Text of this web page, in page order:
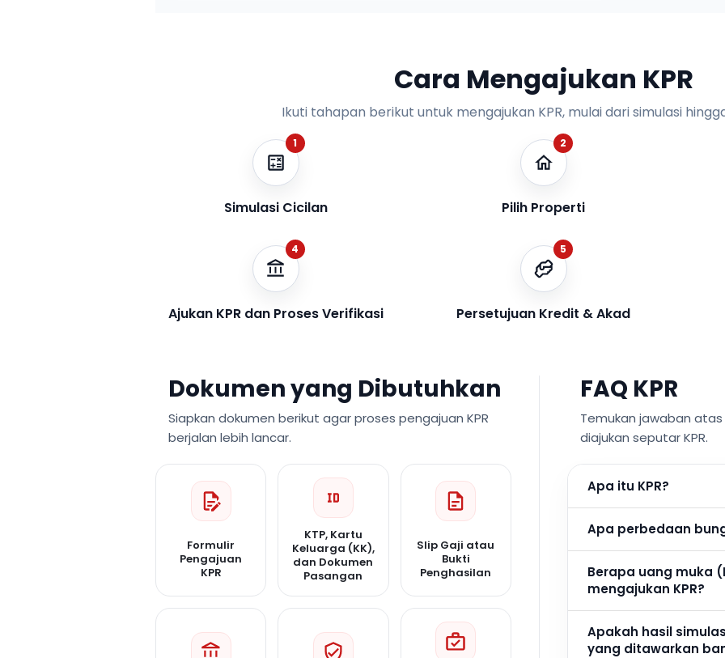
Cara Mengajukan KPR
Ikuti tahapan berikut untuk mengajukan KPR, mulai dari simulasi
1
Simulasi Cicilan
2
Pilih Properti
4
Ajukan KPR dan Proses Verifikasi
5
Persetujuan Kredit & Akad
Dokumen yang Dibutuhkan
Siapkan dokumen berikut agar proses pengajuan KPR
berjalan lebih lancar.
Formulir
Pengajuan
KPR
KTP, Kartu
Keluarga (KK),
dan Dokumen
Pasangan
Slip Gaji atau
Bukti
Penghasilan
FAQ KPR
Temukan jawaban
diajukan seputar KPR.
Apa itu KPR?
Apa perbedaan
Berapa uang muka
mengajukan KPR?
Apakah hasil
yang ditawarkan